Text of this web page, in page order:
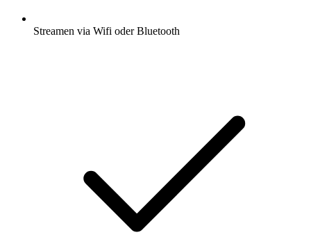
Streamen via Wifi oder Bluetooth